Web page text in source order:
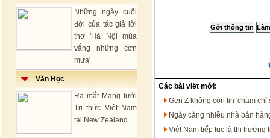
Những ngày cuối
đời của tác giả lời
thơ 'Hà Nội mùa
vắng những cơn
mưa'
Văn Học
Ra mắt Mạng lưới
Tri thức Việt Nam
tại New Zealand
Các bài viết mới:
Gen Z không còn tin 'chăm chỉ
Ngày càng nhiều nhà bán
Việt Nam tiếp tục là thị trường